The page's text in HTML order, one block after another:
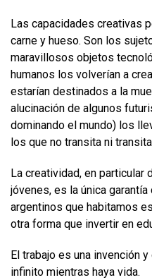
Las capacidades creativas
carne y hueso. Son los
maravillosos objetos
humanos los volverían a
estarían destinados a la
alucinación de algunos
dominando el mundo) los
los que no transita ni
La creatividad, en
jóvenes, es la única
argentinos que habitamos
otra forma que invertir en
El trabajo es una invención
infinito mientras haya vida.